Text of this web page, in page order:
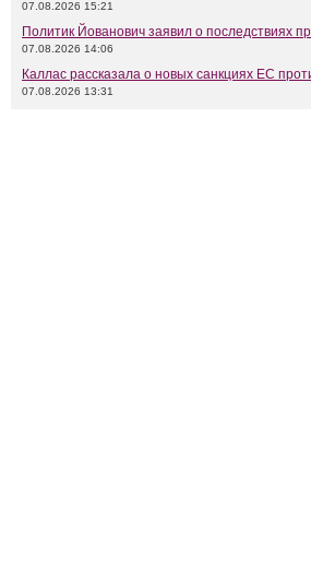
07.08.2026 15:21
Политик Йованович заявил о последствиях
07.08.2026 14:06
Каллас рассказала о новых санкциях ЕС
07.08.2026 13:31